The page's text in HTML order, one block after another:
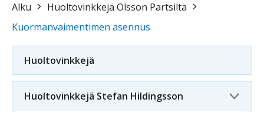
Alku
Huoltovinkkejä Olsson Partsilta
Kuormanvaimentimen asennus
Huoltovinkkejä
Huoltovinkkejä Stefan Hildingsson